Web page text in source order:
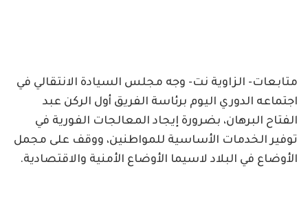
متابعات- الزاوية نت- وجه مجلس السيادة الانتقالي في
اجتماعه الدوري اليوم برئاسة الفريق أول الركن عبد
الفتاح البرهان، بضرورة إيجاد المعالجات الفورية في
توفير الخدمات الأساسية للمواطنين، ووقف على مجمل
الأوضاع في البلاد لاسيما الأوضاع الأمنية والاقتصادية.